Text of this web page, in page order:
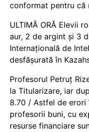
conformat pentru că
ULTIMĂ ORĂ Elevii
aur, 2 de argint și 3
Internațională de
desfășurată în
Profesorul Petruț
la Titularizare, iar
8.70 / Astfel de erori
profesorii buni, cu
resurse financiare